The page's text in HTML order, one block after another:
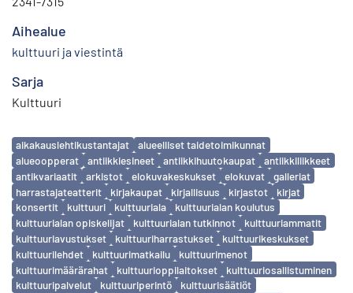
Aihealue
kulttuuri ja viestintä
Sarja
Kulttuuri
Avainsanat
aikakauslehtikustantajat
alueelliset taidetoimikunnat
alueoopperat
antiikkiesineet antiikkihuutokaupat
antiikkiliikkeet
antikvariaatit
arkistot elokuvakeskukset elokuvat
galleriat
harrastajateatterit
kirjakaupat kirjallisuus kirjastot
kirjat
konsertit
kulttuuri kulttuuriala
kulttuurialan koulutus
kulttuurialan opiskelijat
kulttuurialan tutkinnot
kulttuuriammatit
kulttuuriavustukset
kulttuuriharrastukset
kulttuurikeskukset
kulttuurilehdet
kulttuurimatkailu
kulttuurimenot
kulttuurimäärärahat
kulttuurioppilaitokset
kulttuuriosallistuminen
kulttuuripalvelut
kulttuuriperintö
kulttuurisäätiöt